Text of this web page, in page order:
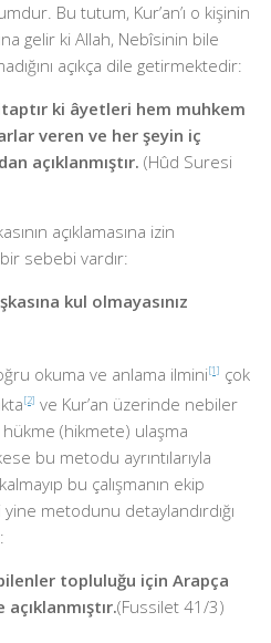
Bu tutum, Kur’an’ı o kişinin
gelir ki Allah, Nebîsinin bile
açıkça dile getirmektedir:
ki âyetleri hem muhkem
veren ve her şeyin iç
açıklanmıştır. (Hûd Suresi
açıklamasına izin
sebebi vardır:
kul olmayasınız
okuma ve anlama ilmini[1] çok
[2] ve Kur’an üzerinde nebiler
(hikmete) ulaşma
bu metodu ayrıntılarıyla
bu çalışmanın ekip
metodunu detaylandırdığı
topluluğu için Arapça
(Fussilet 41/3)